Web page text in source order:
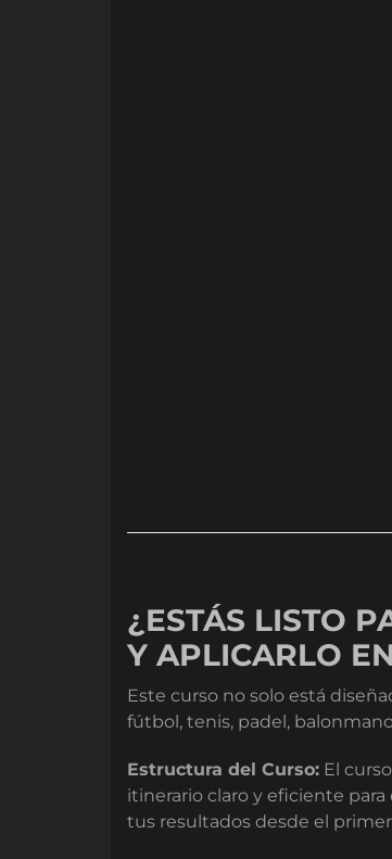
¿ESTÁS LISTO
Y APLICARLO
Este curso no solo está
fútbol, tenis, padel,
Estructura del Curso: El
itinerario claro y eficiente
tus resultados desde el